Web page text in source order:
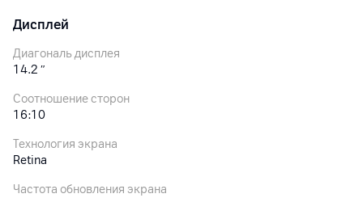
Дисплей
Диагональ дисплея
14.2 ″
Соотношение сторон
16:10
Технология экрана
Retina
Частота обновления экрана